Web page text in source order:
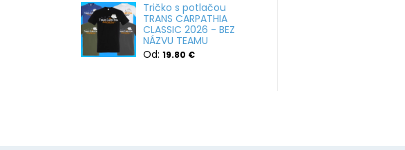
Tričko s potlačou
TRANS CARPATHIA
CLASSIC 2026 - BEZ
NÁZVU TEAMU
Od: 19.80 €